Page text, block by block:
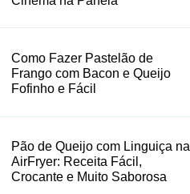
Como Fazer Pastelão de
Frango com Bacon e Queijo
Fofinho e Fácil
Pão de Queijo com Linguiça na
AirFryer: Receita Fácil,
Crocante e Muito Saborosa